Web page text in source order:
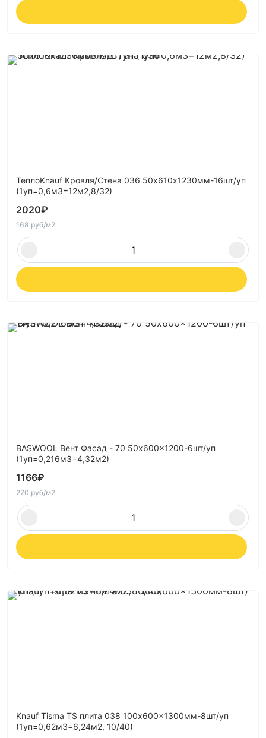
ТеплоKnauf Кровля/Стена 036 50х610х1230мм-16шт/уп
(1уп=0,6м3=12м2,8/32)
2020₽
168 руб/м2
BASWOOL Вент Фасад - 70 50x600x1200-6шт/уп
(1уп=0,216м3=4,32м2)
1166₽
270 руб/м2
Knauf Tisma TS плита 038 100x600x1300мм-8шт/уп
(1уп=0,62м3=6,24м2, 10/40)